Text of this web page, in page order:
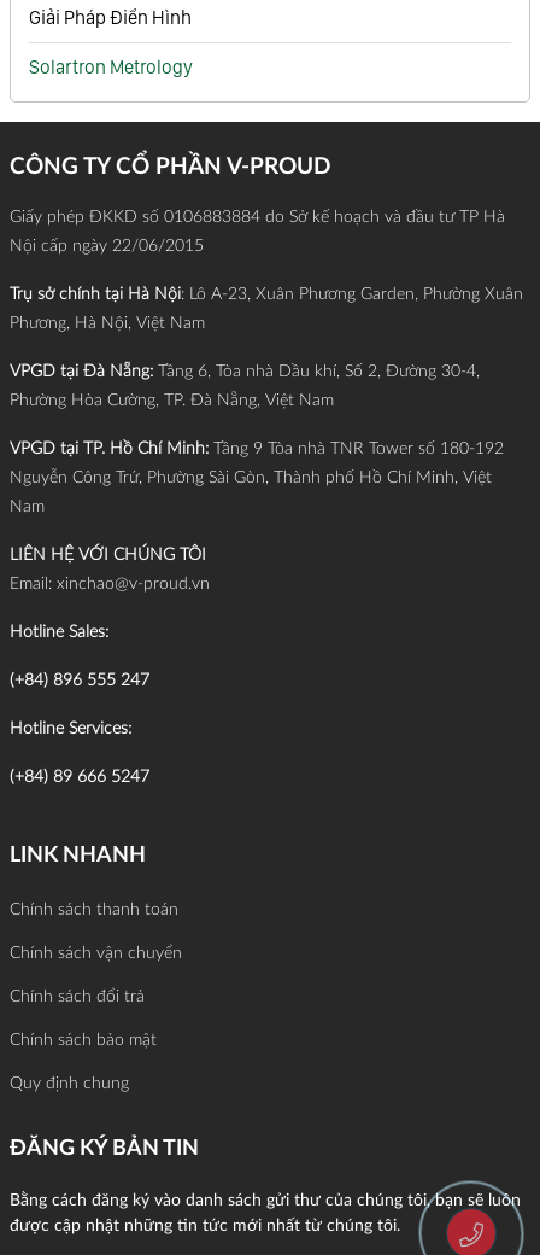
Giải Pháp Điển Hình
Solartron Metrology
CÔNG TY CỔ PHẦN V-PROUD
Giấy phép ĐKKD số 0106883884 do Sở kế hoạch và đầu tư TP Hà
Nội cấp ngày 22/06/2015
Trụ sở chính tại Hà Nội: Lô A-23, Xuân Phương Garden, Phường Xuân
Phương, Hà Nội, Việt Nam
VPGD tại Đà Nẵng: Tầng 6, Tòa nhà Dầu khí, Số 2, Đường 30-4,
Phường Hòa Cường, TP. Đà Nẵng, Việt Nam
VPGD tại TP. Hồ Chí Minh:
Tầng 9 Tòa nhà TNR Tower số 180-192
Nguyễn Công Trứ, Phường Sài Gòn, Thành phố Hồ Chí Minh, Việt
Nam
LIÊN HỆ VỚI CHÚNG TÔI
Email: xinchao@v-proud.vn
Hotline Sales:
(+84) 896 555 247
Hotline Services:
(+84) 89 666 5247
LINK NHANH
Chính sách thanh toán
Chính sách vận chuyển
Chính sách đổi trả
Chính sách bảo mật
Quy định chung
ĐĂNG KÝ BẢN TIN
Bằng cách đăng ký vào danh sách gửi thư của chúng tôi, bạn sẽ luôn
được cập nhật những tin tức mới nhất từ chúng tôi.